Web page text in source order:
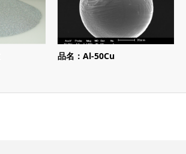
品名：Al-50Cu